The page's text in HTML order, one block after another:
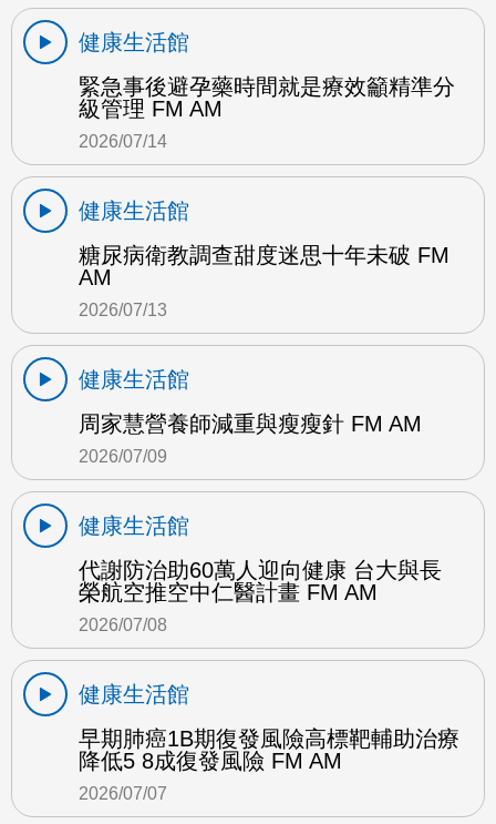
健康生活館
緊急事後避孕藥時間就是療效籲精準分
級管理 FM AM
2026/07/14
健康生活館
糖尿病衛教調查甜度迷思十年未破 FM
AM
2026/07/13
健康生活館
周家慧營養師減重與瘦瘦針 FM AM
2026/07/09
健康生活館
代謝防治助60萬人迎向健康 台大與長
榮航空推空中仁醫計畫 FM AM
2026/07/08
健康生活館
早期肺癌1B期復發風險高標靶輔助治療
降低5 8成復發風險 FM AM
2026/07/07